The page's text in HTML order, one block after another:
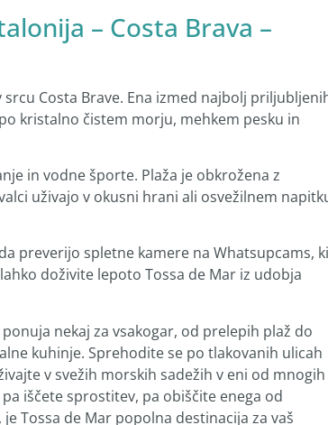
– Costa Brava –
Costa Brave. Ena izmed najbolj
kristalno čistem morju, mehkem pesku in
in vodne športe. Plaža je obkrožena z
uživajo v okusni hrani ali osvežilnem
preverijo spletne kamere na Whatsupcams, ki
doživite lepoto Tossa de Mar iz udobja
nekaj za vsakogar, od prelepih plaž do
kuhinje. Sprehodite se po tlakovanih ulicah
v svežih morskih sadežih v eni od mnogih
iščete sprostitev, pa obiščite enega od
Tossa de Mar popolna destinacija za vaš